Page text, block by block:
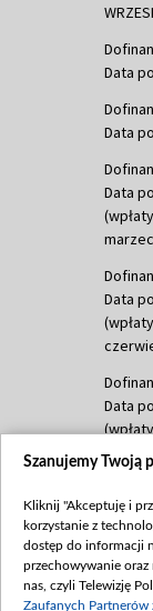
Data
Data
Data
Data
Data
Data
Szanujemy Twoją
Kliknij "Akceptuję i
korzystanie z
dostęp do informacji
przechowywanie
nas, czyli Telewizję
Zaufanych Partnerów